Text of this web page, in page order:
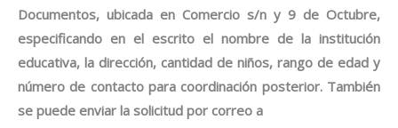
Documentos, ubicada en Comercio s/n y 9 de Octubre,
especificando en el escrito el nombre de la institución
educativa, la dirección, cantidad de niños, rango de edad y
número de contacto para coordinación posterior. También
se puede enviar la solicitud por correo a